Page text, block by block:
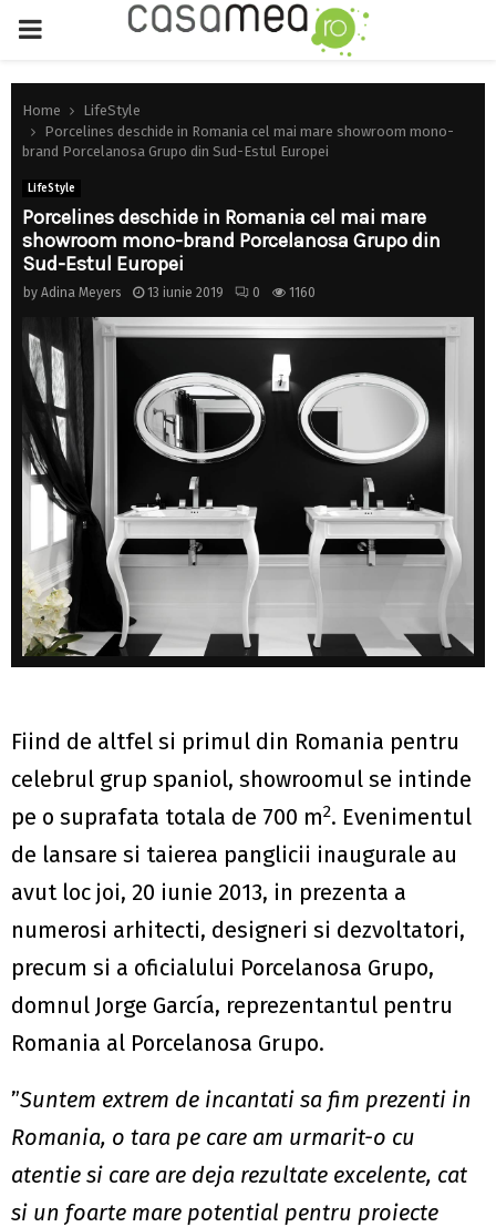
PRIMARY
MENU
Home
LifeStyle
Porcelines deschide in Romania cel mai mare showroom mono-
brand Porcelanosa Grupo din Sud-Estul Europei
LifeStyle
Porcelines deschide in Romania cel mai mare
showroom mono-brand Porcelanosa Grupo din
Sud-Estul Europei
by Adina Meyers 13 iunie 2019 0 1160
Fiind de altfel si primul din Romania pentru
celebrul grup spaniol, showroomul se intinde
pe o suprafata totala de 700 m2. Evenimentul
de lansare si taierea panglicii inaugurale au
avut loc joi, 20 iunie 2013, in prezenta a
numerosi arhitecti, designeri si dezvoltatori,
precum si a oficialului Porcelanosa Grupo,
domnul Jorge García, reprezentantul pentru
Romania al Porcelanosa Grupo.
”Suntem extrem de incantati sa fim prezenti in
Romania, o tara pe care am urmarit-o cu
atentie si care are deja rezultate excelente, cat
si un foarte mare potential pentru proiecte